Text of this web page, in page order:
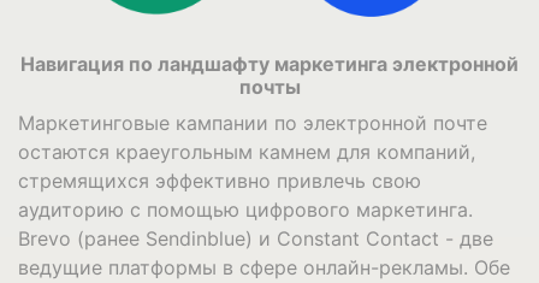
Навигация по ландшафту маркетинга электронной
почты
Маркетинговые кампании по электронной почте
остаются краеугольным камнем для компаний,
стремящихся эффективно привлечь свою
аудиторию с помощью цифрового маркетинга.
Brevo (ранее Sendinblue) и Constant Contact - две
ведущие платформы в сфере онлайн-рекламы. Обе